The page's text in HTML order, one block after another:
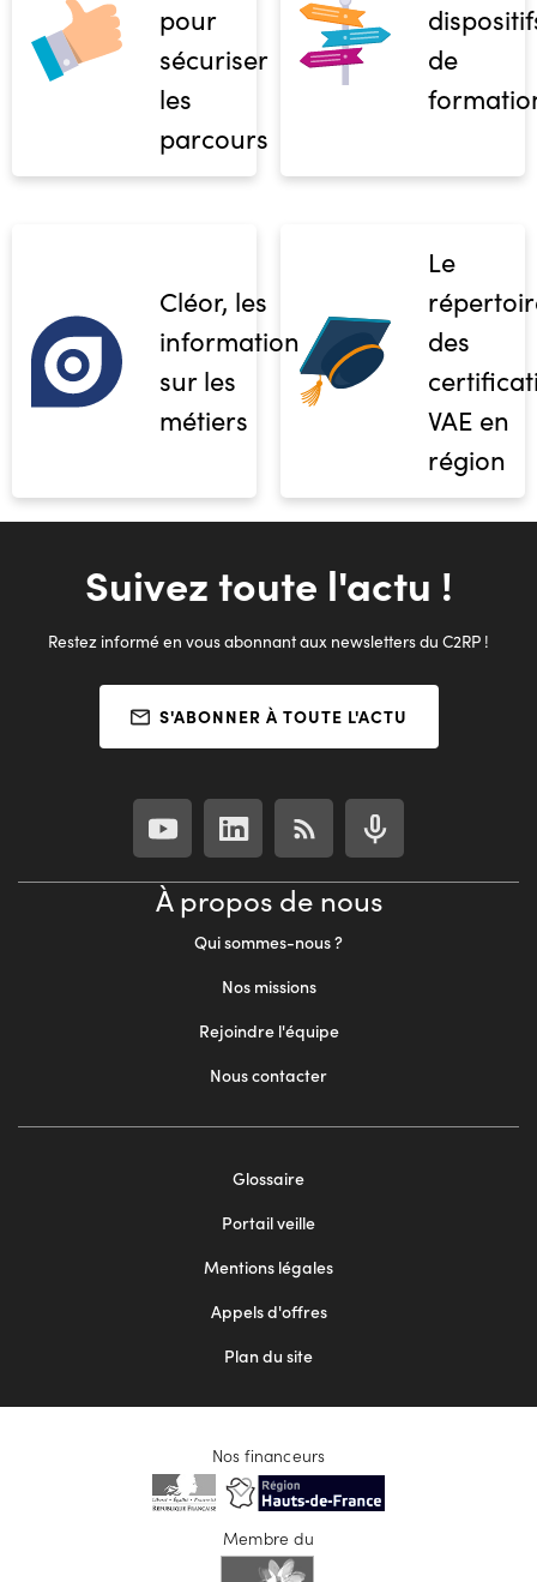
pour
sécuriser
les
parcours
de
Cléor, les
informations
sur les
métiers
Le
des
VAE en
région
Suivez toute l'actu !
Restez informé en vous abonnant aux newsletters du C2RP !
S'ABONNER À TOUTE L'ACTU
À propos de nous
Qui sommes-nous ?
Nos missions
Rejoindre l'équipe
Nous contacter
Glossaire
Portail veille
Mentions légales
Appels d'offres
Plan du site
Nos financeurs
Membre du